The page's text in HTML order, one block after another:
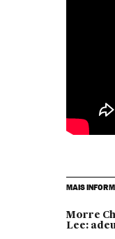
MAIS
Morre
Lee: